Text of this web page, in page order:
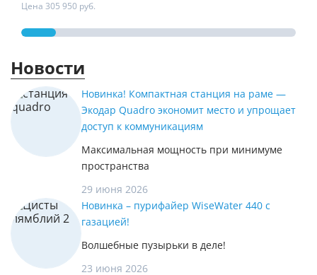
Цена 305 950 руб.
Новости
Новинка! Компактная станция на раме —
Экодар Quadro экономит место и упрощает
доступ к коммуникациям
Максимальная мощность при минимуме
пространства
29 июня 2026
Новинка – пурифайер WiseWater 440 с
газацией!
Волшебные пузырьки в деле!
23 июня 2026